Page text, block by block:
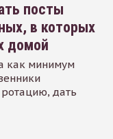
посты
в которых
домой
как минимум
дать